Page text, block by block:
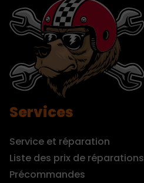
Services
Service et réparation
Liste des prix de réparations
Précommandes